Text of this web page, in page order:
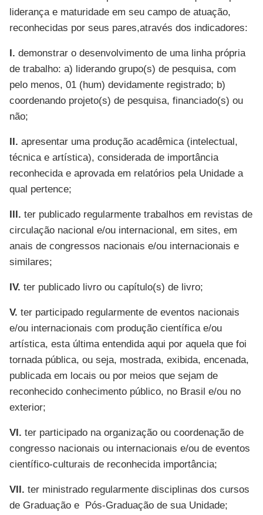
liderança e maturidade em seu campo de atuação,
reconhecidas por seus pares,através dos indicadores:
I. demonstrar o desenvolvimento de uma linha própria
de trabalho: a) liderando grupo(s) de pesquisa, com
pelo menos, 01 (hum) devidamente registrado; b)
coordenando projeto(s) de pesquisa, financiado(s) ou
não;
II. apresentar uma produção acadêmica (intelectual,
técnica e artística), considerada de importância
reconhecida e aprovada em relatórios pela Unidade a
qual pertence;
III. ter publicado regularmente trabalhos em revistas de
circulação nacional e/ou internacional, em sites, em
anais de congressos nacionais e/ou internacionais e
similares;
IV. ter publicado livro ou capítulo(s) de livro;
V. ter participado regularmente de eventos nacionais
e/ou internacionais com produção científica e/ou
artística, esta última entendida aqui por aquela que foi
tornada pública, ou seja, mostrada, exibida, encenada,
publicada em locais ou por meios que sejam de
reconhecido conhecimento público, no Brasil e/ou no
exterior;
VI. ter participado na organização ou coordenação de
congresso nacionais ou internacionais e/ou de eventos
científico-culturais de reconhecida importância;
VII. ter ministrado regularmente disciplinas dos cursos
de Graduação e Pós-Graduação de sua Unidade;